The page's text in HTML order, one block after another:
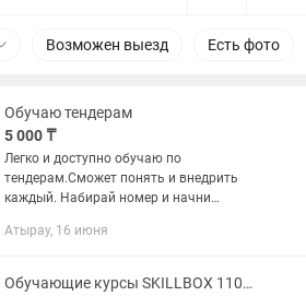
Возможен выезд Есть фото
Обучаю тендерам
5 000 ₸
Легко и доступно обучаю по
тендерам.Сможет понять и внедрить
каждый. Набирай номер и начни
Атырау, 16 июня
Обучающие курсы SKILLBOX 110 курсов в комплекте